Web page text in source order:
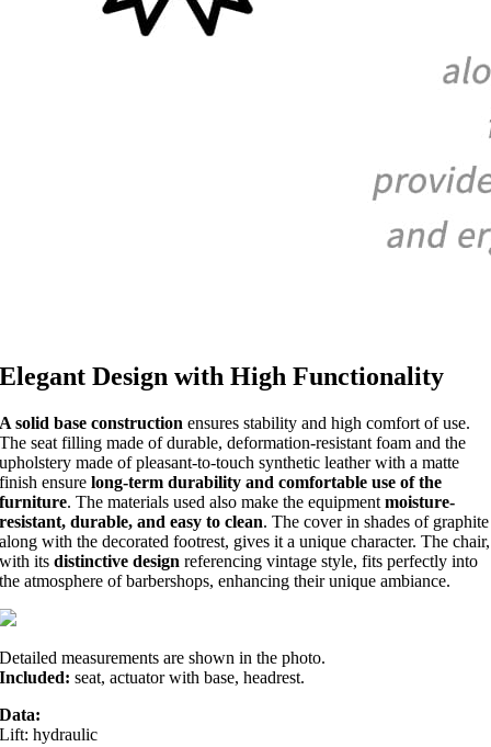
Elegant Design with High Functionality
A solid base construction ensures stability and high comfort of use.
The seat filling made of durable, deformation-resistant foam and the
upholstery made of pleasant-to-touch synthetic leather with a matte
finish ensurelong-term durability and comfortable use of the
furniture. The materials used also make the equipmentmoisture-
resistant, durable, and easy to clean. The cover in shades of graphite
along with the decorated footrest, gives it a unique character. The chair,
with itsdistinctive design referencing vintage style, fits perfectly into
the atmosphere of barbershops, enhancing their unique ambiance.
Detailed measurements are shown in the photo.
Included: seat, actuator with base, headrest.
Data:
Lift: hydraulic